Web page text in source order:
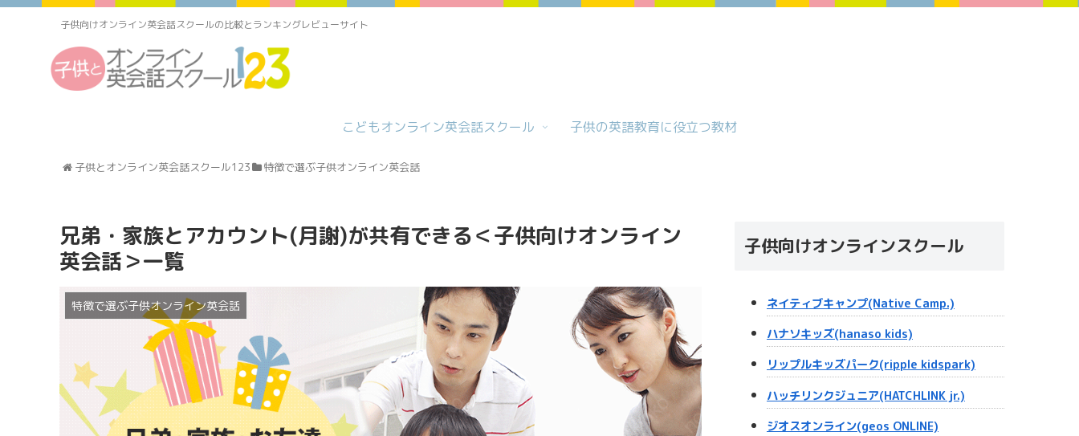
子供向けオンライン英会話スクールの比較とランキングレビューサイト
こどもオンライン英会話スクール 子供の英語教育に役立つ教材
子供とオンライン英会話スクール123 特徴で選ぶ子供オンライン英会話
兄弟・家族とアカウント(月謝)が共有できる＜子供向けオンライン
英会話＞一覧
特徴で選ぶ子供オンライン英会話
子供向けオンラインスクール
ネイティブキャンプ(Native Camp.)
ハナソキッズ(hanaso kids)
リップルキッズパーク(ripple kidspark)
ハッチリンクジュニア(HATCHLINK jr.)
ジオスオンライン(geos ONLINE)